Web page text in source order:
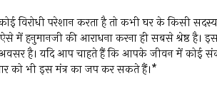
विरोधी परेशान करता है तो कभी घर के किसी
में हनुमानजी की आराधना करना ही सबसे श्रेष्ठ है।
अवसर है। यदि आप चाहते हैं कि आपके जीवन में कोई
को भी इस मंत्र का जप कर सकते हैं।*